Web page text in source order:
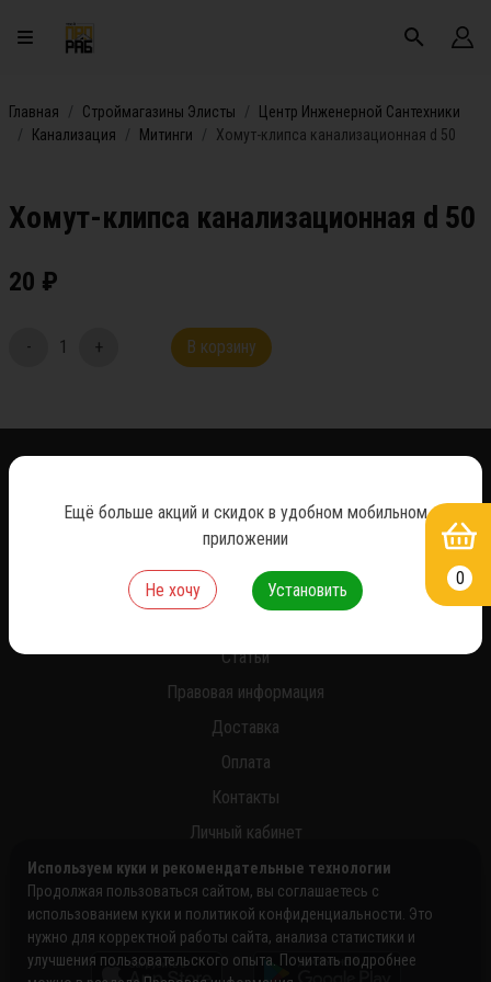
Главная Строймагазины Элисты
Центр Инженерной Сантехники
Канализация
Митинги Хомут-клипса канализационная d 50
Хомут-клипса канализационная d 50
20 ₽
- 1 + В корзину
О нас
Статьи
Правовая информация
Доставка
Оплата
Контакты
Личный кабинет
0
Используем куки и рекомендательные технологии
Продолжая пользоваться сайтом, вы соглашаетесь с
использованием куки и политикой конфиденциальности. Это
нужно для корректной работы сайта, анализа статистики и
улучшения пользовательского опыта. Почитать подробнее
Ещё больше акций и скидок в удобном мобильном
приложении
Не хочу Установить